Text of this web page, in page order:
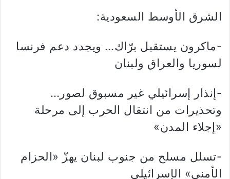
الشرق الأوسط السعودية:
-ماكرون يستقبل برّاك… ويجدد دعم فرنسا
لسوريا والعراق ولبنان
-إنذار إسرائيلي غير مسبوق لصور…
وتحذيرات من انتقال الحرب إلى مرحلة
«إجلاء المدن»
-تسلل مسلح من جنوب لبنان يهزّ «الحزام
الأمني» الإسرائيلي